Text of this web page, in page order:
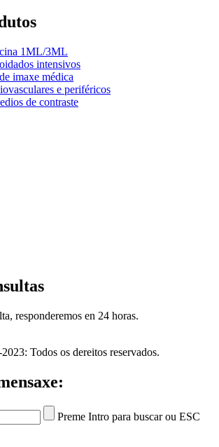
1ML/3ML
intensivos
imaxe médica
e periféricos
de contraste
responderemos en 24 horas.
Todos os dereitos reservados.
Preme Intro para buscar ou ESC